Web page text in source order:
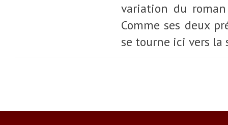
variation du
Comme ses deux
se tourne ici vers